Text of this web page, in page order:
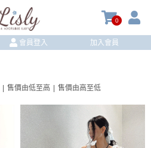
0
會員登入 加入會員
售價由低至高 售價由高至低